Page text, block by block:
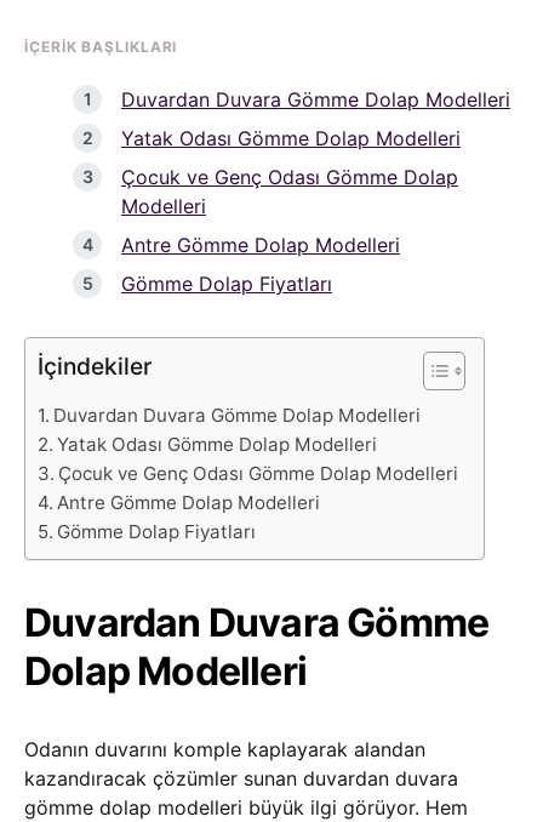
İÇERIK BAŞLIKLARI
Duvardan Duvara Gömme Dolap Modelleri
Yatak Odası Gömme Dolap Modelleri
Çocuk ve Genç Odası Gömme Dolap
Modelleri
Antre Gömme Dolap Modelleri
Gömme Dolap Fiyatları
İçindekiler
Duvardan Duvara Gömme Dolap Modelleri
Yatak Odası Gömme Dolap Modelleri
Çocuk ve Genç Odası Gömme Dolap Modelleri
Antre Gömme Dolap Modelleri
Gömme Dolap Fiyatları
Duvardan Duvara Gömme
Dolap Modelleri
Odanın duvarını komple kaplayarak alandan
kazandıracak çözümler sunan duvardan duvara
gömme dolap modelleri büyük ilgi görüyor. Hem